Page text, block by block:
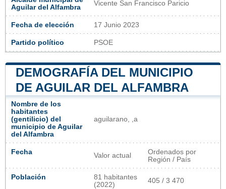
Aguilar del Alfambra
Vicente San Francisco Paricio
Fecha de elección 17 Junio 2023
Partido político PSOE
DEMOGRAFÍA DEL MUNICIPIO
DE AGUILAR DEL ALFAMBRA
Nombre de los
habitantes
(gentilicio) del
municipio de Aguilar
del Alfambra
aguilarano, ,a
Fecha Valor actual
Ordenados por
Región / País
Población
81 habitantes
(2022)
405 / 3 470